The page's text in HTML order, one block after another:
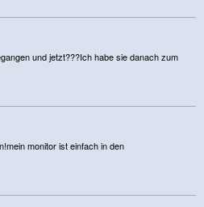
und jetzt???Ich habe sie danach zum
monitor ist einfach in den